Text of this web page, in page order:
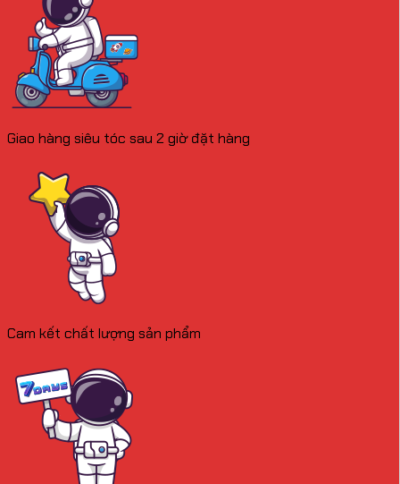
Giao hàng siêu tóc sau 2 giờ đặt hàng
Cam kết chất lượng sản phẩm